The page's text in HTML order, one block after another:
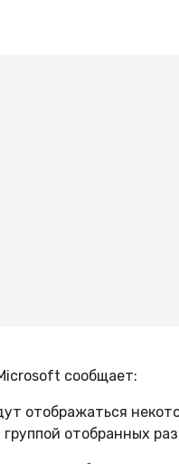
сообщает:
отображаться
отобранных